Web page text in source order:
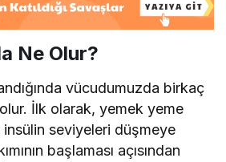
Ne Olur?
vücudumuzda birkaç
İlk olarak, yemek yeme
insülin seviyeleri düşmeye
başlaması açısından